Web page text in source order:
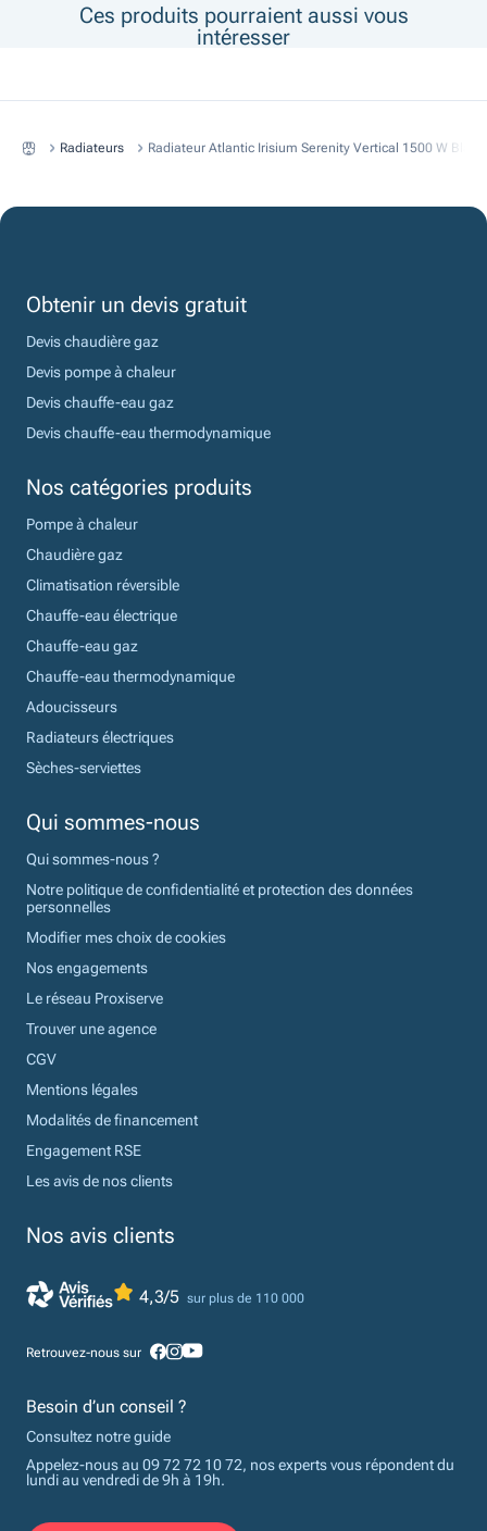
Ces produits pourraient aussi vous
intéresser
Radiateurs Radiateur Atlantic Irisium Serenity Vertical 1500 W
Obtenir un devis gratuit
Devis chaudière gaz
Devis pompe à chaleur
Devis chauffe-eau gaz
Devis chauffe-eau thermodynamique
Nos catégories produits
Pompe à chaleur
Chaudière gaz
Climatisation réversible
Chauffe-eau électrique
Chauffe-eau gaz
Chauffe-eau thermodynamique
Adoucisseurs
Radiateurs électriques
Sèches-serviettes
Qui sommes-nous
Qui sommes-nous ?
Notre politique de confidentialité et protection des données
personnelles
Modifier mes choix de cookies
Nos engagements
Le réseau Proxiserve
Trouver une agence
CGV
Mentions légales
Modalités de financement
Engagement RSE
Les avis de nos clients
Nos avis clients
4,3/5 sur plus de 110 000
Retrouvez-nous sur
Besoin d’un conseil ?
Consultez notre guide
Appelez-nous au 09 72 72 10 72, nos experts vous répondent du
lundi au vendredi de 9h à 19h.